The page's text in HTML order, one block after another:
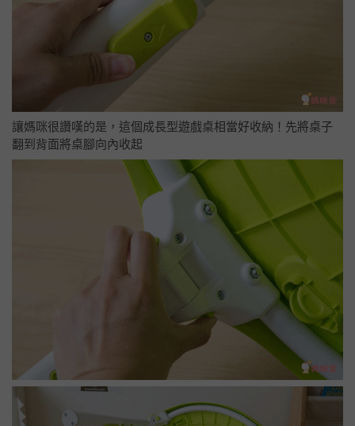
讓媽咪很讚嘆的是，這個成長型遊戲桌相當好收納！先將桌子
翻到背面將桌腳向內收起